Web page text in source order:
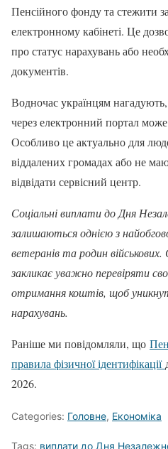
Пенсійного фонду та стежити
електронному кабінеті. Це
про статус нарахувань або
документів.
Водночас українцям
через електронний портал
Особливо це актуально для
віддалених громадах або не
відвідати сервісний центр.
Соціальні виплати до Дня
залишаються однією з
ветеранів та родин
закликає уважно перевіряти
отримання коштів, щоб
нарахувань.
Раніше ми повідомляли, що
правила фізичної ідентифікації
2026.
Categories: Головне, Економіка
Tags: виплати до Дня